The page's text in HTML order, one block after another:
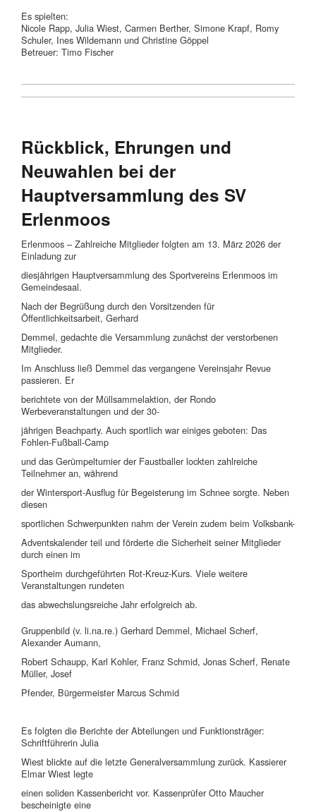
Es spielten:
Nicole Rapp, Julia Wiest, Carmen Berther, Simone Krapf, Romy
Schuler, Ines Wildemann und Christine Göppel
Betreuer: Timo Fischer
Rückblick, Ehrungen und
Neuwahlen bei der
Hauptversammlung des SV
Erlenmoos
Erlenmoos – Zahlreiche Mitglieder folgten am 13. März 2026 der
Einladung zur
diesjährigen Hauptversammlung des Sportvereins Erlenmoos im
Gemeindesaal.
Nach der Begrüßung durch den Vorsitzenden für
Öffentlichkeitsarbeit, Gerhard
Demmel, gedachte die Versammlung zunächst der verstorbenen
Mitglieder.
Im Anschluss ließ Demmel das vergangene Vereinsjahr Revue
passieren. Er
berichtete von der Müllsammelaktion, der Rondo
Werbeveranstaltungen und der 30-
jährigen Beachparty. Auch sportlich war einiges geboten: Das
Fohlen-Fußball-Camp
und das Gerümpelturnier der Faustballer lockten zahlreiche
Teilnehmer an, während
der Wintersport-Ausflug für Begeisterung im Schnee sorgte. Neben
diesen
sportlichen Schwerpunkten nahm der Verein zudem beim Volksbank-
Adventskalender teil und förderte die Sicherheit seiner Mitglieder
durch einen im
Sportheim durchgeführten Rot-Kreuz-Kurs. Viele weitere
Veranstaltungen rundeten
das abwechslungsreiche Jahr erfolgreich ab.
Gruppenbild (v. li.na.re.) Gerhard Demmel, Michael Scherf,
Alexander Aumann,
Robert Schaupp, Karl Kohler, Franz Schmid, Jonas Scherf, Renate
Müller, Josef
Pfender, Bürgermeister Marcus Schmid
Es folgten die Berichte der Abteilungen und Funktionsträger:
Schriftführerin Julia
Wiest blickte auf die letzte Generalversammlung zurück. Kassierer
Elmar Wiest legte
einen soliden Kassenbericht vor. Kassenprüfer Otto Maucher
bescheinigte eine